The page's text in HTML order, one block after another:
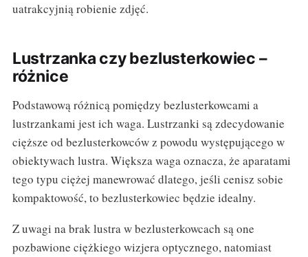
uatrakcyjnią robienie zdjęć.
Lustrzanka czy bezlusterkowiec –
różnice
Podstawową różnicą pomiędzy bezlusterkowcami a
lustrzankami jest ich waga. Lustrzanki są zdecydowanie
cięższe od bezlusterkowców z powodu występującego w
obiektywach lustra. Większa waga oznacza, że aparatami
tego typu ciężej manewrować dlatego, jeśli cenisz sobie
kompaktowość, to bezlusterkowiec będzie idealny.
Z uwagi na brak lustra w bezlusterkowcach są one
pozbawione ciężkiego wizjera optycznego, natomiast